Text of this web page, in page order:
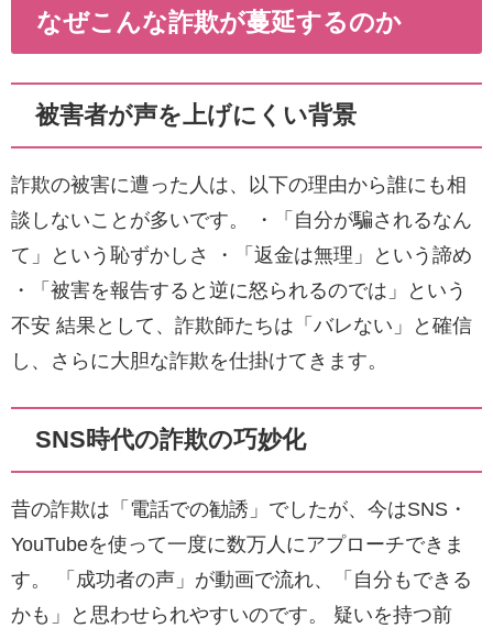
なぜこんな詐欺が蔓延するのか
被害者が声を上げにくい背景
詐欺の被害に遭った人は、以下の理由から誰にも相
談しないことが多いです。 ・「自分が騙されるなん
て」という恥ずかしさ ・「返金は無理」という諦め
・「被害を報告すると逆に怒られるのでは」という
不安 結果として、詐欺師たちは「バレない」と確信
し、さらに大胆な詐欺を仕掛けてきます。
SNS時代の詐欺の巧妙化
昔の詐欺は「電話での勧誘」でしたが、今はSNS・
YouTubeを使って一度に数万人にアプローチできま
す。 「成功者の声」が動画で流れ、「自分もできる
かも」と思わせられやすいのです。 疑いを持つ前